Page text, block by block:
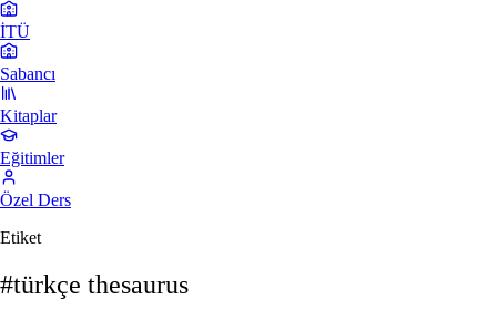
İTÜ
Sabancı
Kitaplar
Eğitimler
Özel Ders
Etiket
#türkçe thesaurus